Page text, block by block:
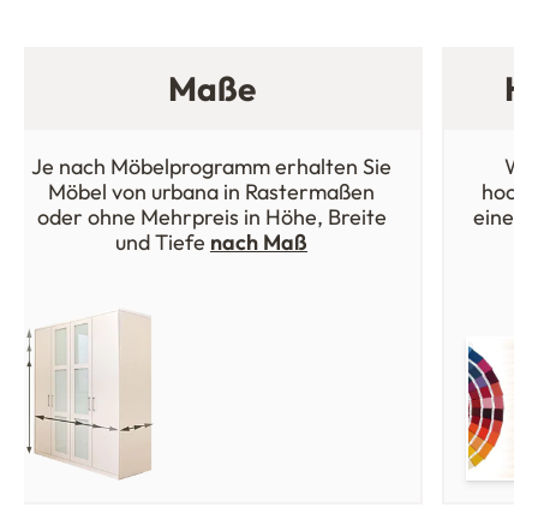
Maße
Je nach Möbelprogramm erhalten Sie
Möbel von urbana in Rastermaßen
oder ohne Mehrpreis in Höhe, Breite
und Tiefe nach Maß
einer